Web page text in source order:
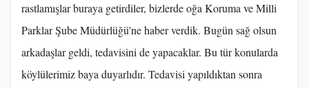
rastlamışlar buraya getirdiler, bizlerde oğa Koruma ve Milli
Parklar Şube Müdürlüğü'ne haber verdik. Bugün sağ olsun
arkadaşlar geldi, tedavisini de yapacaklar. Bu tür konularda
köylülerimiz baya duyarlıdır. Tedavisi yapıldıktan sonra